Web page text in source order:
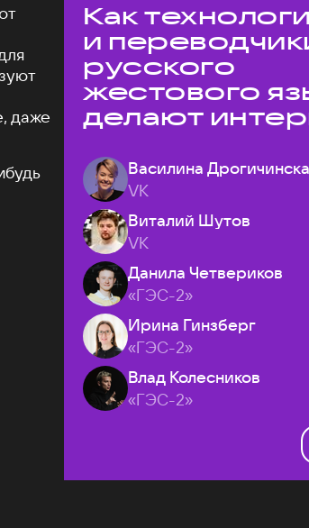
даже
Как
и
русского
жестового
делают
Василина
VK
Виталий Шутов
VK
Данила Четвериков
«ГЭС-2»
Ирина Гинзберг
«ГЭС-2»
Влад Колесников
«ГЭС-2»